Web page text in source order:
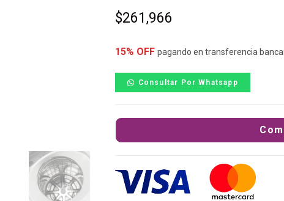
$261,966
15% OFF pagando en transferencia
Consultar Por Whatsapp